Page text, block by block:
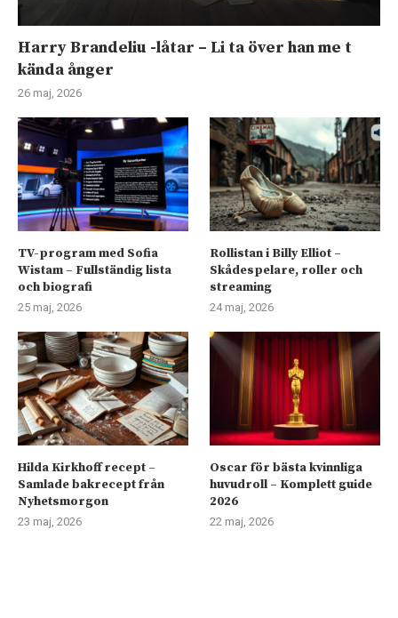
Harry Brandeliu -låtar – Li ta över han me t
kända ånger
26 maj, 2026
TV-program med Sofia
Wistam – Fullständig lista
och biografi
25 maj, 2026
Rollistan i Billy Elliot –
Skådespelare, roller och
streaming
24 maj, 2026
Hilda Kirkhoff recept –
Samlade bakrecept från
Nyhetsmorgon
23 maj, 2026
Oscar för bästa kvinnliga
huvudroll – Komplett guide
2026
22 maj, 2026